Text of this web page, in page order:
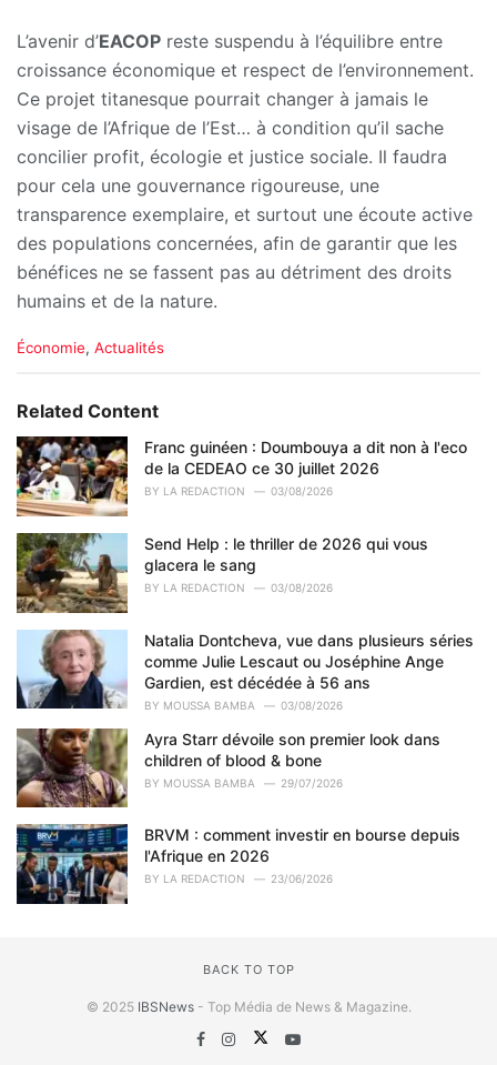
L’avenir d’EACOP reste suspendu à l’équilibre entre
croissance économique et respect de l’environnement.
Ce projet titanesque pourrait changer à jamais le
visage de l’Afrique de l’Est… à condition qu’il sache
concilier profit, écologie et justice sociale. Il faudra
pour cela une gouvernance rigoureuse, une
transparence exemplaire, et surtout une écoute active
des populations concernées, afin de garantir que les
bénéfices ne se fassent pas au détriment des droits
humains et de la nature.
C
e
o
r
i
e
:
Économie, Actualités
Related Content
Franc guinéen : Doumbouya a dit non à l'eco
de la CEDEAO ce 30 juillet 2026
BY LA REDACTION 03/08/2026
Send Help : le thriller de 2026 qui vous
glacera le sang
BY LA REDACTION 03/08/2026
Natalia Dontcheva, vue dans plusieurs séries
comme Julie Lescaut ou Joséphine Ange
Gardien, est décédée à 56 ans
BY MOUSSA BAMBA 03/08/2026
Ayra Starr dévoile son premier look dans
children of blood & bone
BY MOUSSA BAMBA 29/07/2026
BRVM : comment investir en bourse depuis
l'Afrique en 2026
BY LA REDACTION 23/06/2026
BACK TO TOP
© 2025 IBSNews- Top Média de News & Magazine.